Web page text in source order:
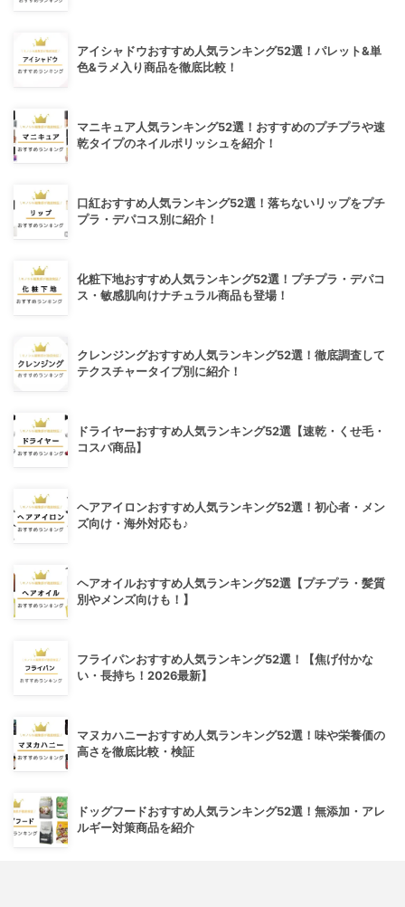
アイシャドウおすすめ人気ランキング52選！パレット&単
色&ラメ入り商品を徹底比較！
マニキュア人気ランキング52選！おすすめのプチプラや速
乾タイプのネイルポリッシュを紹介！
口紅おすすめ人気ランキング52選！落ちないリップをプチ
プラ・デパコス別に紹介！
化粧下地おすすめ人気ランキング52選！プチプラ・デパコ
ス・敏感肌向けナチュラル商品も登場！
クレンジングおすすめ人気ランキング52選！徹底調査して
テクスチャータイプ別に紹介！
ドライヤーおすすめ人気ランキング52選【速乾・くせ毛・
コスパ商品】
ヘアアイロンおすすめ人気ランキング52選！初心者・メン
ズ向け・海外対応も♪
ヘアオイルおすすめ人気ランキング52選【プチプラ・髪質
別やメンズ向けも！】
フライパンおすすめ人気ランキング52選！【焦げ付かな
い・長持ち！2026最新】
マヌカハニーおすすめ人気ランキング52選！味や栄養価の
高さを徹底比較・検証
ドッグフードおすすめ人気ランキング52選！無添加・アレ
ルギー対策商品を紹介